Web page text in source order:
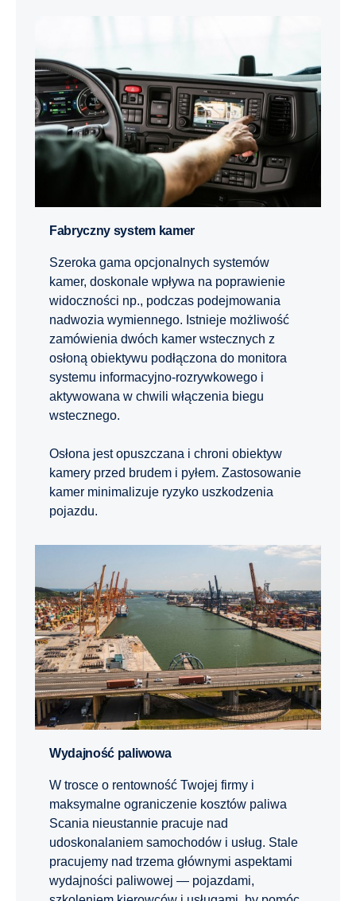
Fabryczny system kamer
Szeroka gama opcjonalnych systemów
kamer, doskonale wpływa na poprawienie
widoczności np., podczas podejmowania
nadwozia wymiennego. Istnieje możliwość
zamówienia dwóch kamer wstecznych z
osłoną obiektywu podłączona do monitora
systemu informacyjno-rozrywkowego i
aktywowana w chwili włączenia biegu
wstecznego.
Osłona jest opuszczana i chroni obiektyw
kamery przed brudem i pyłem. Zastosowanie
kamer minimalizuje ryzyko uszkodzenia
pojazdu.
Wydajność paliwowa
W trosce o rentowność Twojej firmy i
maksymalne ograniczenie kosztów paliwa
Scania nieustannie pracuje nad
udoskonalaniem samochodów i usług. Stale
pracujemy nad trzema głównymi aspektami
wydajności paliwowej — pojazdami,